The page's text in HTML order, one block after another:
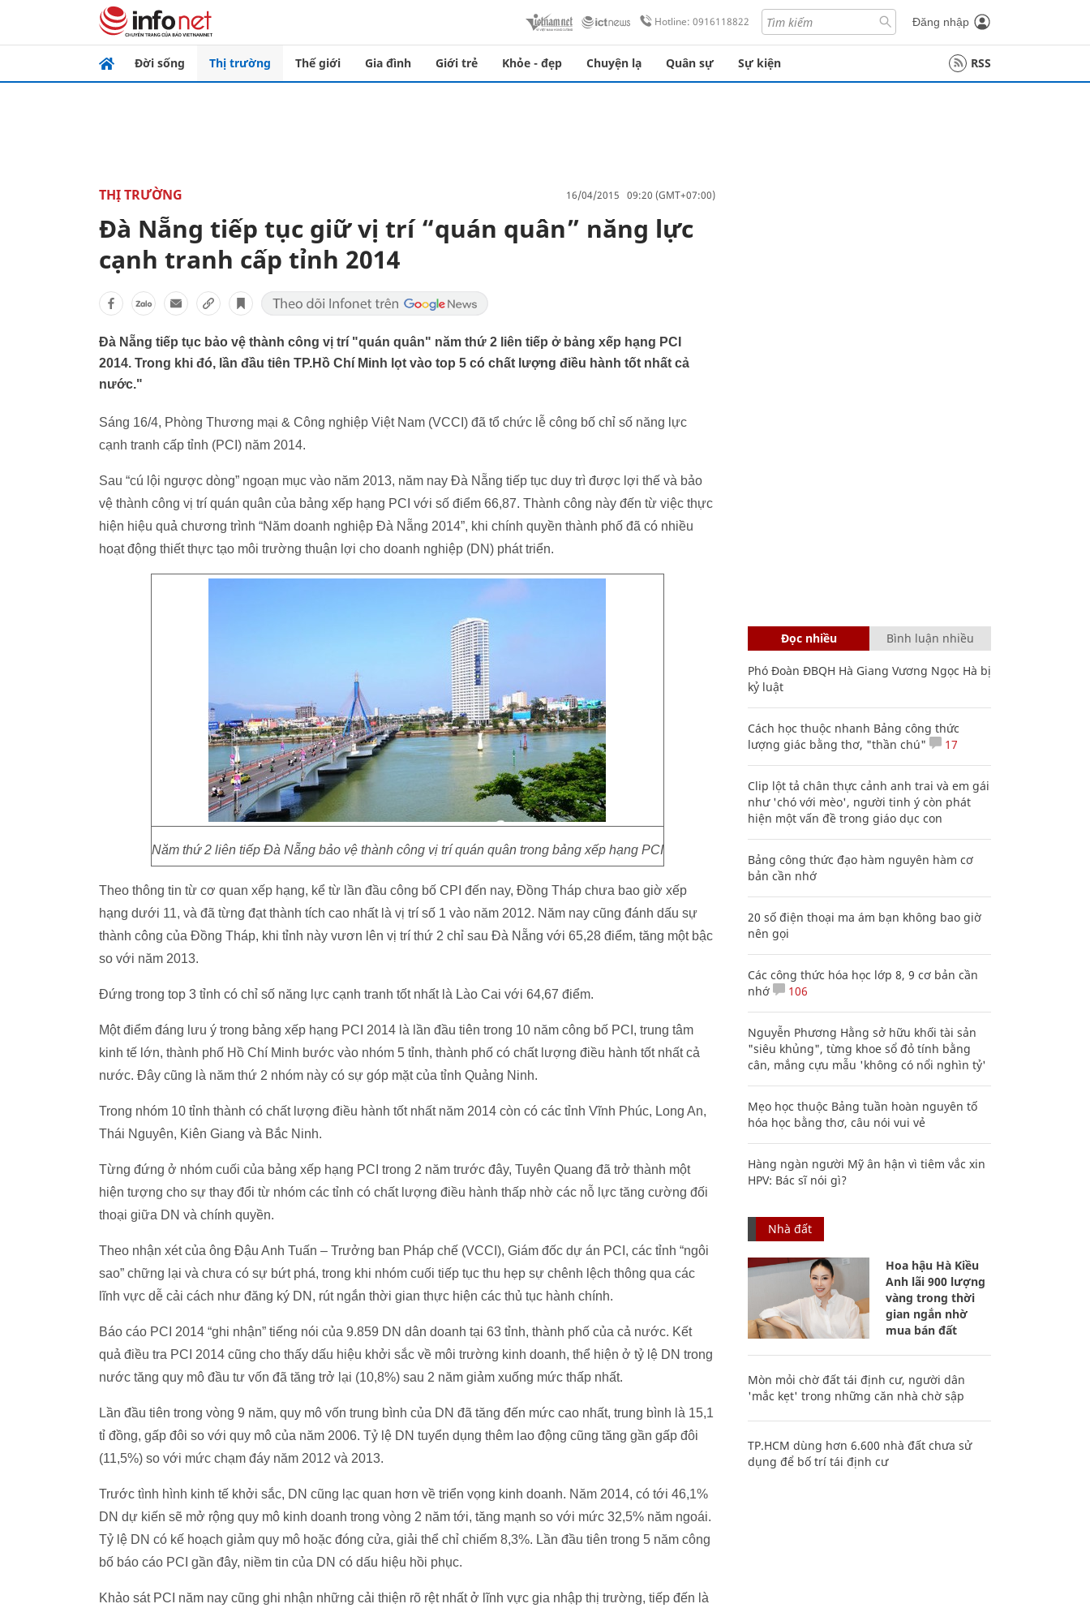
Hotline: 0916118822 Đăng nhập
Đời sống Thị trường Thế giới Gia đình Giới trẻ Khỏe - đẹp Chuyện lạ Quân sự Sự kiện RSS
THỊ TRƯỜNG 16/04/2015 09:20 (GMT+07:00)
Đà Nẵng tiếp tục giữ vị trí “quán quân” năng lực
cạnh tranh cấp tỉnh 2014
Đà Nẵng tiếp tục bảo vệ thành công vị trí "quán quân" năm thứ 2 liên tiếp ở bảng xếp hạng PCI
2014. Trong khi đó, lần đầu tiên TP.Hồ Chí Minh lọt vào top 5 có chất lượng điều hành tốt nhất cả
nước."
Sáng 16/4, Phòng Thương mại & Công nghiệp Việt Nam (VCCI) đã tổ chức lễ công bố chỉ số năng lực
cạnh tranh cấp tỉnh (PCI) năm 2014.
Sau “cú lội ngược dòng” ngoạn mục vào năm 2013, năm nay Đà Nẵng tiếp tục duy trì được lợi thế và bảo
vệ thành công vị trí quán quân của bảng xếp hạng PCI với số điểm 66,87. Thành công này đến từ việc thực
hiện hiệu quả chương trình “Năm doanh nghiệp Đà Nẵng 2014”, khi chính quyền thành phố đã có nhiều
hoạt động thiết thực tạo môi trường thuận lợi cho doanh nghiệp (DN) phát triển.
Năm thứ 2 liên tiếp Đà Nẵng bảo vệ thành công vị trí quán quân trong bảng xếp hạng PCI
Theo thông tin từ cơ quan xếp hạng, kể từ lần đầu công bố CPI đến nay, Đồng Tháp chưa bao giờ xếp
hạng dưới 11, và đã từng đạt thành tích cao nhất là vị trí số 1 vào năm 2012. Năm nay cũng đánh dấu sự
thành công của Đồng Tháp, khi tỉnh này vươn lên vị trí thứ 2 chỉ sau Đà Nẵng với 65,28 điểm, tăng một bậc
so với năm 2013.
Đứng trong top 3 tỉnh có chỉ số năng lực cạnh tranh tốt nhất là Lào Cai với 64,67 điểm.
Một điểm đáng lưu ý trong bảng xếp hạng PCI 2014 là lần đầu tiên trong 10 năm công bố PCI, trung tâm
kinh tế lớn, thành phố Hồ Chí Minh bước vào nhóm 5 tỉnh, thành phố có chất lượng điều hành tốt nhất cả
nước. Đây cũng là năm thứ 2 nhóm này có sự góp mặt của tỉnh Quảng Ninh.
Trong nhóm 10 tỉnh thành có chất lượng điều hành tốt nhất năm 2014 còn có các tỉnh Vĩnh Phúc, Long An,
Thái Nguyên, Kiên Giang và Bắc Ninh.
Từng đứng ở nhóm cuối của bảng xếp hạng PCI trong 2 năm trước đây, Tuyên Quang đã trở thành một
hiện tượng cho sự thay đổi từ nhóm các tỉnh có chất lượng điều hành thấp nhờ các nỗ lực tăng cường đối
thoại giữa DN và chính quyền.
Theo nhận xét của ông Đậu Anh Tuấn – Trưởng ban Pháp chế (VCCI), Giám đốc dự án PCI, các tỉnh “ngôi
sao” chững lại và chưa có sự bứt phá, trong khi nhóm cuối tiếp tục thu hẹp sự chênh lệch thông qua các
lĩnh vực dễ cải cách như đăng ký DN, rút ngắn thời gian thực hiện các thủ tục hành chính.
Báo cáo PCI 2014 “ghi nhận” tiếng nói của 9.859 DN dân doanh tại 63 tỉnh, thành phố của cả nước. Kết
quả điều tra PCI 2014 cũng cho thấy dấu hiệu khởi sắc về môi trường kinh doanh, thể hiện ở tỷ lệ DN trong
nước tăng quy mô đầu tư vốn đã tăng trở lại (10,8%) sau 2 năm giảm xuống mức thấp nhất.
Lần đầu tiên trong vòng 9 năm, quy mô vốn trung bình của DN đã tăng đến mức cao nhất, trung bình là 15,1
tỉ đồng, gấp đôi so với quy mô của năm 2006. Tỷ lệ DN tuyển dụng thêm lao động cũng tăng gần gấp đôi
(11,5%) so với mức chạm đáy năm 2012 và 2013.
Trước tình hình kinh tế khởi sắc, DN cũng lạc quan hơn về triển vọng kinh doanh. Năm 2014, có tới 46,1%
DN dự kiến sẽ mở rộng quy mô kinh doanh trong vòng 2 năm tới, tăng mạnh so với mức 32,5% năm ngoái.
Tỷ lệ DN có kế hoạch giảm quy mô hoặc đóng cửa, giải thể chỉ chiếm 8,3%. Lần đầu tiên trong 5 năm công
bố báo cáo PCI gần đây, niềm tin của DN có dấu hiệu hồi phục.
Khảo sát PCI năm nay cũng ghi nhận những cải thiện rõ rệt nhất ở lĩnh vực gia nhập thị trường, tiếp đến là
Đọc nhiều Bình luận nhiều
Phó Đoàn ĐBQH Hà Giang Vương Ngọc Hà bị
kỷ luật
Cách học thuộc nhanh Bảng công thức
lượng giác bằng thơ, "thần chú"
17
Clip lột tả chân thực cảnh anh trai và em gái
như 'chó với mèo', người tinh ý còn phát
hiện một vấn đề trong giáo dục con
Bảng công thức đạo hàm nguyên hàm cơ
bản cần nhớ
20 số điện thoại ma ám bạn không bao giờ
nên gọi
Các công thức hóa học lớp 8, 9 cơ bản cần
nhớ
106
Nguyễn Phương Hằng sở hữu khối tài sản
"siêu khủng", từng khoe sổ đỏ tính bằng
cân, mắng cựu mẫu 'không có nổi nghìn tỷ'
Mẹo học thuộc Bảng tuần hoàn nguyên tố
hóa học bằng thơ, câu nói vui vẻ
Hàng ngàn người Mỹ ân hận vì tiêm vắc xin
HPV: Bác sĩ nói gì?
Nhà đất
Hoa hậu Hà Kiều
Anh lãi 900 lượng
vàng trong thời
gian ngắn nhờ
mua bán đất
Mòn mỏi chờ đất tái định cư, người dân
'mắc kẹt' trong những căn nhà chờ sập
TP.HCM dùng hơn 6.600 nhà đất chưa sử
dụng để bố trí tái định cư